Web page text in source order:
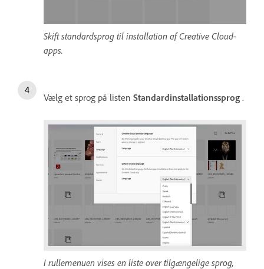
Skift standardsprog til installation af Creative Cloud-
apps.
Vælg et sprog på listen Standardinstallationssprog .
I rullemenuen vises en liste over tilgængelige sprog,